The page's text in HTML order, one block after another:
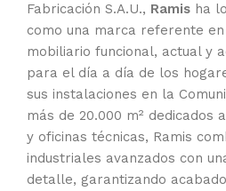
Fabricación S.A.U., Ramis ha
como una marca referente
mobiliario funcional, actual y
para el día a día de los
sus instalaciones en la
más de 20.000 m² dedicados
y oficinas técnicas, Ramis
industriales avanzados con
detalle, garantizando